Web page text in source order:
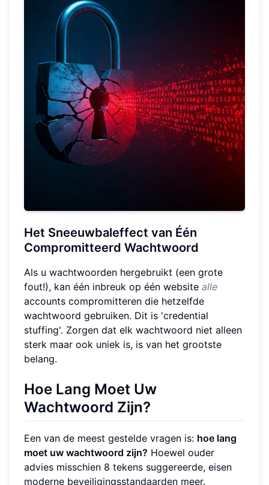
Het Sneeuwbaleffect van Één
Compromitteerd Wachtwoord
Als u wachtwoorden hergebruikt (een grote
fout!), kan één inbreuk op één website alle
accounts compromitteren die hetzelfde
wachtwoord gebruiken. Dit is 'credential
stuffing'. Zorgen dat elk wachtwoord niet alleen
sterk maar ook uniek is, is van het grootste
belang.
Hoe Lang Moet Uw
Wachtwoord Zijn?
Een van de meest gestelde vragen is: hoe lang
moet uw wachtwoord zijn? Hoewel ouder
advies misschien 8 tekens suggereerde, eisen
moderne beveiligingsstandaarden meer.